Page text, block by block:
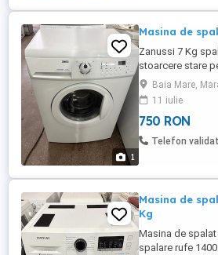
1
Masina de
Zanussi 7 Kg
stoarcere stare
ofera garantie și
Baia Mare,
11 iulie
750 RON
Telefon validat
Masina de
Kg
Masina de
spalare rufe